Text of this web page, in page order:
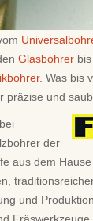
Glasbohrer
. Was bis
präzise und
der
aus dem
und